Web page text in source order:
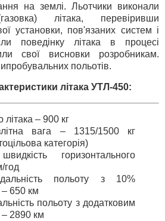
на землі. Льотчики виконали
літака, перевіривши
установки, пов'язаних систем і
поведінку літака в процесі
свої висновки розробникам.
польотів.
літака УТЛ-450:
– 900 кг
вага – 1315/1500 кг
категорія)
горизонтального
год
польоту з 10%
650 км
польоту з додатковим
2890 км